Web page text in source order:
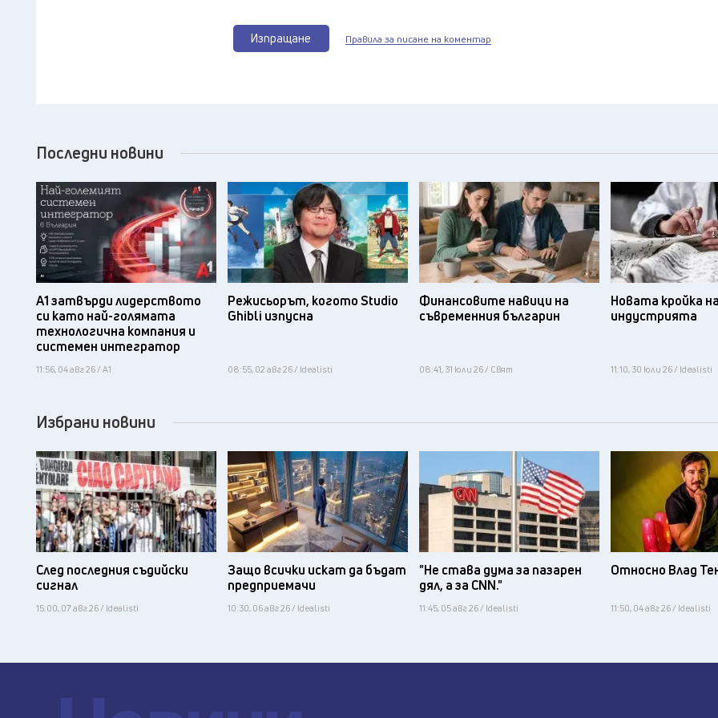
Изпращане Правила за писане на коментар
Последни новини
А1 затвърди лидерството
си като най-голямата
технологична компания и
системен интегратор
11:56, 04 авг 26 / А1
Режисьорът, когото Studio
Ghibli изпусна
08:55, 02 авг 26 / Idealisti
Финансовите навици на
съвременния българин
08:41, 31 юли 26 / Свят
Новата кройка
индустрията
11:10, 30 юли 26 / Idealisti
Избрани новини
След последния съдийски
сигнал
15:00, 07 авг 26 / Idealisti
Защо всички искат да бъдат
предприемачи
10:30, 06 авг 26 / Idealisti
"Не става дума за пазарен
дял, а за CNN."
11:45, 05 авг 26 / Idealisti
Относно Влад
11:50, 04 авг 26 / Idealisti